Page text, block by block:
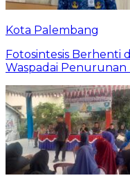
Kota Palembang
Fotosintesis Berhenti
Waspadai Penurunan